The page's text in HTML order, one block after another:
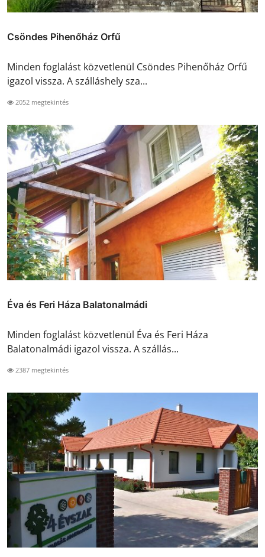
Csöndes Pihenőház Orfű
Minden foglalást közvetlenül Csöndes Pihenőház Orfű
igazol vissza. A szálláshely sza...
2052 megtekintés
Éva és Feri Háza Balatonalmádi
Minden foglalást közvetlenül Éva és Feri Háza
Balatonalmádi igazol vissza. A szállás...
2387 megtekintés